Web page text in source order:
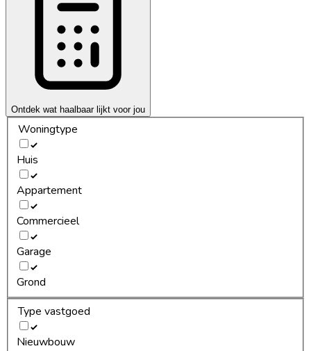
Ontdek wat haalbaar lijkt voor jou
Woningtype
Huis
Appartement
Commercieel
Garage
Grond
Type vastgoed
Nieuwbouw